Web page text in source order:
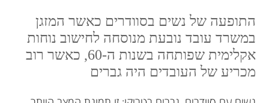
התופעה של נשים בסוודרים כאשר המזגן
במשרד עובד נובעת מנוסחה לחישוב נוחות
אקלימית שפותחה בשנות ה-60, כאשר רוב
מכריע של העובדים היה גברים